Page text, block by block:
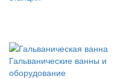
Гальванические ванны и
оборудование